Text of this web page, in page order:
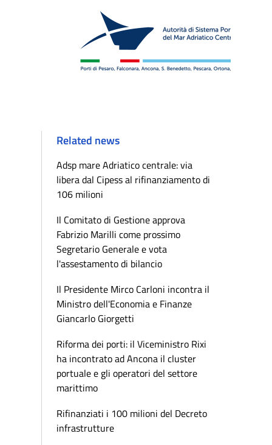
Related news
Adsp mare Adriatico centrale: via
libera dal Cipess al rifinanziamento di
106 milioni
Il Comitato di Gestione approva
Fabrizio Marilli come prossimo
Segretario Generale e vota
l'assestamento di bilancio
Il Presidente Mirco Carloni incontra il
Ministro dell'Economia e Finanze
Giancarlo Giorgetti
Riforma dei porti: il Viceministro Rixi
ha incontrato ad Ancona il cluster
portuale e gli operatori del settore
marittimo
Rifinanziati i 100 milioni del Decreto
infrastrutture